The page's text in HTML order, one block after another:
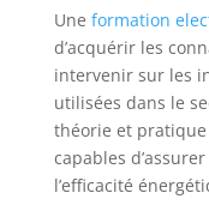
Une formation
d’acquérir les
intervenir sur les
utilisées dans le
théorie et
capables
l’efficacité